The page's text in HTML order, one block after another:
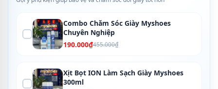
Combo Chăm Sóc Giày Myshoes
Chuyên Nghiệp
190.000₫455.000₫
Xịt Bọt ION Làm Sạch Giày Myshoes
300ml